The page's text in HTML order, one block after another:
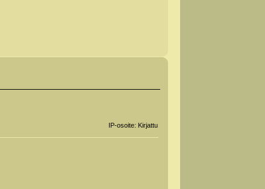
IP-osoite: Kirjattu